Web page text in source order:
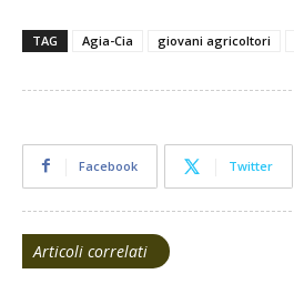
TAG Agia-Cia giovani agricoltori
Facebook Twitter
Articoli correlati